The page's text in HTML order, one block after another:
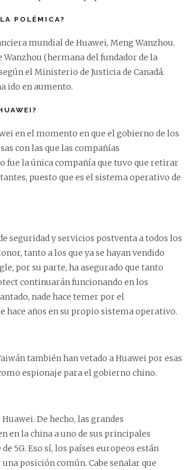
POLÉMICA?
mundial de Huawei, Meng Wanzhou.
Wanzhou (hermana del fundador de la
el Ministerio de Justicia de Canadá.
ido en aumento.
en el momento en que el gobierno de los
con las que las compañías
fue la única compañía que tuvo que retirar
puesto que es el sistema operativo de
seguridad y servicios postventa a todos los
tanto a los que ya se hayan vendido
por su parte, ha asegurado que tanto
continuarán funcionando en los
nade hace temer por el
hace años en su propio sistema operativo.
también han vetado a Huawei por esas
espionaje para el gobierno chino.
De hecho, las grandes
en la china a uno de sus principales
5G. Eso sí, los países europeos están
posición común. Cabe señalar que